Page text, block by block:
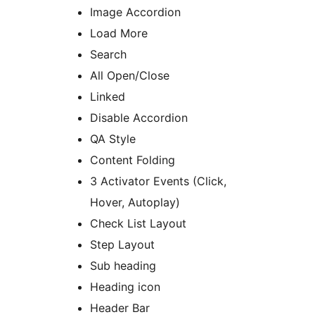
Image Accordion
Load More
Search
All Open/Close
Linked
Disable Accordion
QA Style
Content Folding
3 Activator Events (Click,
Hover, Autoplay)
Check List Layout
Step Layout
Sub heading
Heading icon
Header Bar